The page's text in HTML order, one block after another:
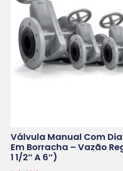
Válvula Manual Com
Em Borracha – Vazão
1 1/2″ A 6″)